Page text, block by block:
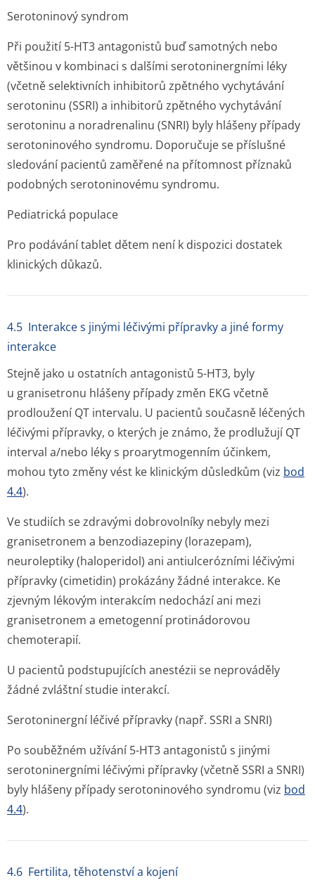
Serotoninový syndrom
Při použití 5-HT3 antagonistů buď samotných nebo
většinou v kombinaci s dalšími serotoninergními léky
(včetně selektivních inhibitorů zpětného vychytávání
serotoninu (SSRI) a inhibitorů zpětného vychytávání
serotoninu a noradrenalinu (SNRI) byly hlášeny případy
serotoninového syndromu. Doporučuje se příslušné
sledování pacientů zaměřené na přítomnost příznaků
podobných serotoninovému syndromu.
Pediatrická populace
Pro podávání tablet dětem není k dispozici dostatek
klinických důkazů.
4.5 Interakce s jinými léčivými přípravky a jiné formy
interakce
Stejně jako u ostatních antagonistů 5-HT3, byly
u granisetronu hlášeny případy změn EKG včetně
prodloužení QT intervalu. U pacientů současně léčených
léčivými přípravky, o kterých je známo, že prodlužují QT
interval a/nebo léky s proarytmogenním účinkem,
mohou tyto změny vést ke klinickým důsledkům (viz bod
4.4).
Ve studiích se zdravými dobrovolníky nebyly mezi
granisetronem a benzodiazepiny (lorazepam),
neuroleptiky (haloperidol) ani antiulcerózními léčivými
přípravky (cimetidin) prokázány žádné interakce. Ke
zjevným lékovým interakcím nedochází ani mezi
granisetronem a emetogenní protinádorovou
chemoterapií.
U pacientů podstupujících anestézii se neprováděly
žádné zvláštní studie interakcí.
Serotoninergní léčivé přípravky (např. SSRI a SNRI)
Po souběžném užívání 5-HT3 antagonistů s jinými
serotoninergními léčivými přípravky (včetně SSRI a SNRI)
byly hlášeny případy serotoninového syndromu (viz bod
4.4).
4.6 Fertilita, těhotenství a kojení